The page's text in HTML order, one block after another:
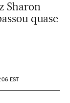
Sharon
quase
EST